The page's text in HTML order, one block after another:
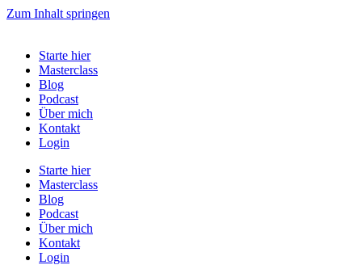
Zum Inhalt springen
Starte hier
Masterclass
Blog
Podcast
Über mich
Kontakt
Login
Starte hier
Masterclass
Blog
Podcast
Über mich
Kontakt
Login